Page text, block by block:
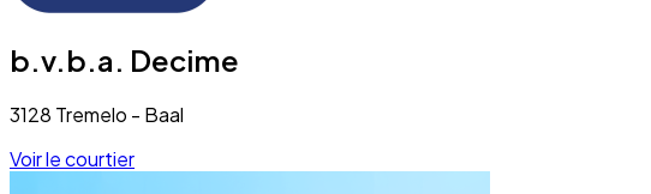
b.v.b.a. Decime
3128 Tremelo - Baal
Voir le courtier